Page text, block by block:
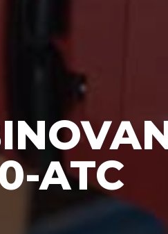
ATC